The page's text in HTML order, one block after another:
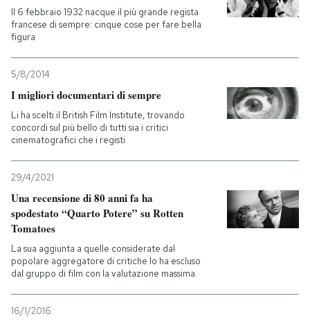
Il 6 febbraio 1932 nacque il più grande regista
francese di sempre: cinque cose per fare bella
figura
5/8/2014
I migliori documentari di sempre
Li ha scelti il British Film Institute, trovando
concordi sul più bello di tutti sia i critici
cinematografici che i registi
29/4/2021
Una recensione di 80 anni fa ha
spodestato “Quarto Potere” su Rotten
Tomatoes
La sua aggiunta a quelle considerate dal
popolare aggregatore di critiche lo ha escluso
dal gruppo di film con la valutazione massima
16/1/2016